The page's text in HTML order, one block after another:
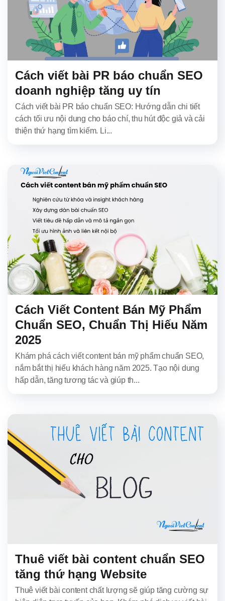
Cách viết bài PR báo chuẩn SEO
doanh nghiệp tăng uy tín
Cách viết bài PR báo chuẩn SEO: Hướng dẫn chi tiết
cách tối ưu nội dung cho báo chí, thu hút độc giả và cải
thiện thứ hạng tìm kiếm. Li...
Cách Viết Content Bán Mỹ Phẩm
Chuẩn SEO, Chuẩn Thị Hiếu Năm
2025
Khám phá cách viết content bán mỹ phẩm chuẩn SEO,
nắm bắt thị hiếu khách hàng năm 2025. Tạo nội dung
hấp dẫn, tăng tương tác và giúp th...
Thuê viết bài content chuẩn SEO
tăng thứ hạng Website
Thuê viết bài content chất lượng sẽ giúp tăng cường sự